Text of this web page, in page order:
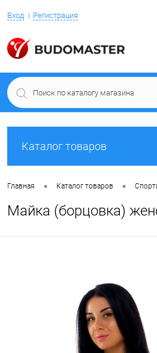
Вход Регистрация
Каталог товаров
Главная • Каталог товаров •
Майка (борцовка)